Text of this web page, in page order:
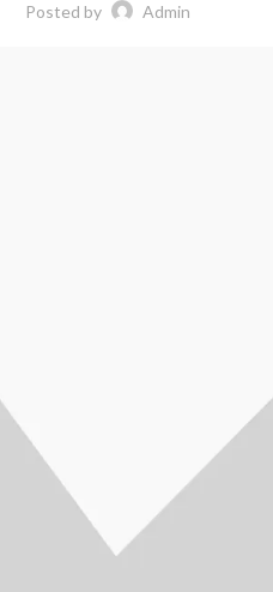
Posted by Admin